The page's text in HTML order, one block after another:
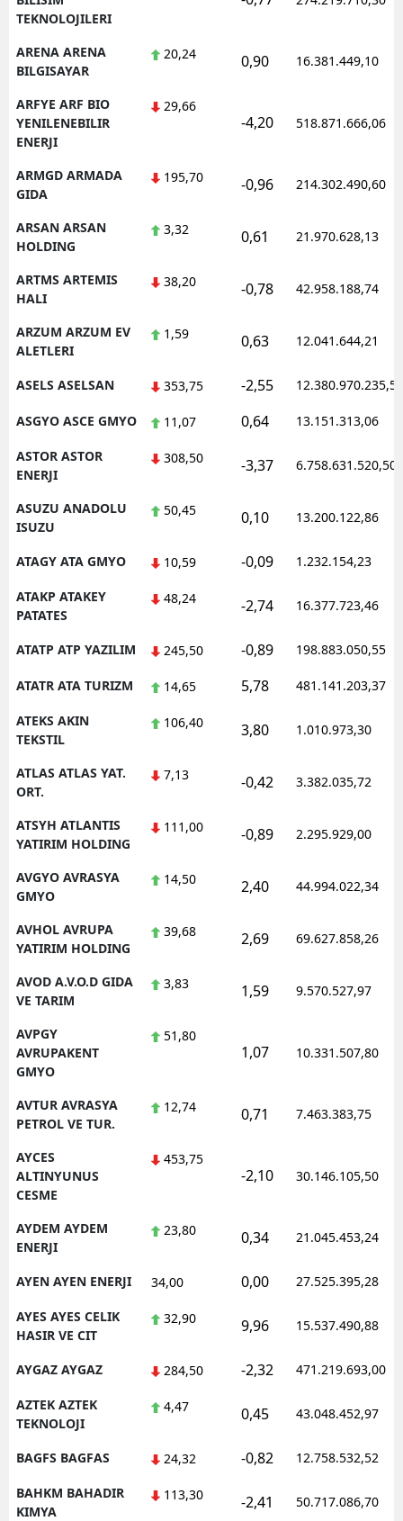
TEKNOLOJILERI
ARENA ARENA
BILGISAYAR
20,24 0,90 16.381.449,10
ARFYE ARF BIO
YENILENEBILIR
ENERJI
29,66
-4,20 518.871.666,06
ARMGD ARMADA
GIDA
195,70 -0,96 214.302.490,60
ARSAN ARSAN
HOLDING
3,32 0,61 21.970.628,13
ARTMS ARTEMIS
HALI
38,20 -0,78 42.958.188,74
ARZUM ARZUM EV
ALETLERI
1,59 0,63 12.041.644,21
ASELS ASELSAN 353,75 -2,55 12.380.970.235,50
ASGYO ASCE GMYO 11,07 0,64 13.151.313,06
ASTOR ASTOR
ENERJI
308,50 -3,37 6.758.631.520,50
ASUZU ANADOLU
ISUZU
50,45 0,10 13.200.122,86
ATAGY ATA GMYO 10,59 -0,09 1.232.154,23
ATAKP ATAKEY
PATATES
48,24 -2,74 16.377.723,46
ATATP ATP YAZILIM 245,50 -0,89 198.883.050,55
ATATR ATA TURIZM 14,65 5,78 481.141.203,37
ATEKS AKIN
TEKSTIL
106,40 3,80 1.010.973,30
ATLAS ATLAS YAT.
ORT.
7,13 -0,42 3.382.035,72
ATSYH ATLANTIS
YATIRIM HOLDING
111,00 -0,89 2.295.929,00
AVGYO AVRASYA
GMYO
14,50 2,40 44.994.022,34
AVHOL AVRUPA
YATIRIM HOLDING
39,68 2,69 69.627.858,26
AVOD A.V.O.D GIDA
VE TARIM
3,83 1,59 9.570.527,97
AVPGY
AVRUPAKENT
GMYO
51,80
1,07 10.331.507,80
AVTUR AVRASYA
PETROL VE TUR.
12,74 0,71 7.463.383,75
AYCES
ALTINYUNUS
CESME
453,75
-2,10 30.146.105,50
AYDEM AYDEM
ENERJI
23,80 0,34 21.045.453,24
AYEN AYEN ENERJI 34,00 0,00 27.525.395,28
AYES AYES CELIK
HASIR VE CIT
32,90 9,96 15.537.490,88
AYGAZ AYGAZ 284,50 -2,32 471.219.693,00
AZTEK AZTEK
TEKNOLOJI
4,47 0,45 43.048.452,97
BAGFS BAGFAS 24,32 -0,82 12.758.532,52
BAHKM BAHADIR
KIMYA
113,30 -2,41 50.717.086,70